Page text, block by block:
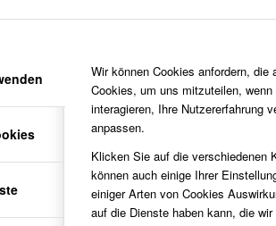
Wir können Cookies anfordern,
Cookies, um uns mitzuteilen,
interagieren, Ihre Nutzererfahrung
anpassen.
Klicken Sie auf die verschiedenen
können auch einige Ihrer
einiger Arten von Cookies
auf die Dienste haben kann, die
unbekannt
Empfang für
unbekannt
Zeuge der
Mensch im
Kaplan Berislav